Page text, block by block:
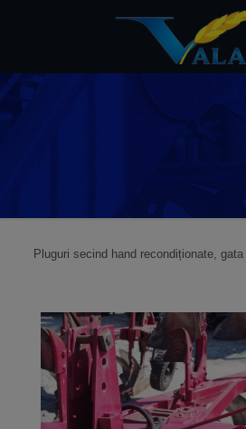
Pluguri secind hand recondiționate,